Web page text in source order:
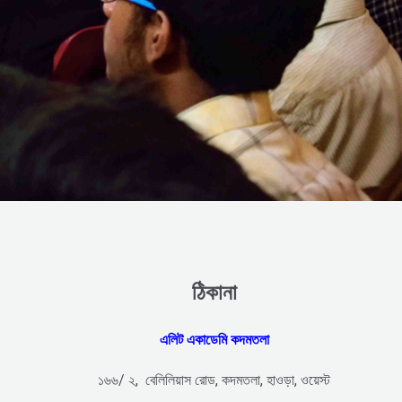
ঠিকানা
এলিট একাডেমি কদমতলা
১৬৬/ ২, বেলিলিয়াস রোড, কদমতলা, হাওড়া, ওয়েস্ট